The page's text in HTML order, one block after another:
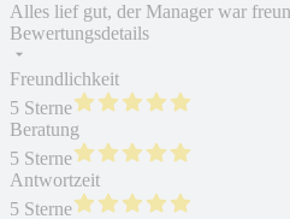
Alles lief gut, der Manager war
Bewertungsdetails
Freundlichkeit
5 Sterne
Beratung
5 Sterne
Antwortzeit
5 Sterne